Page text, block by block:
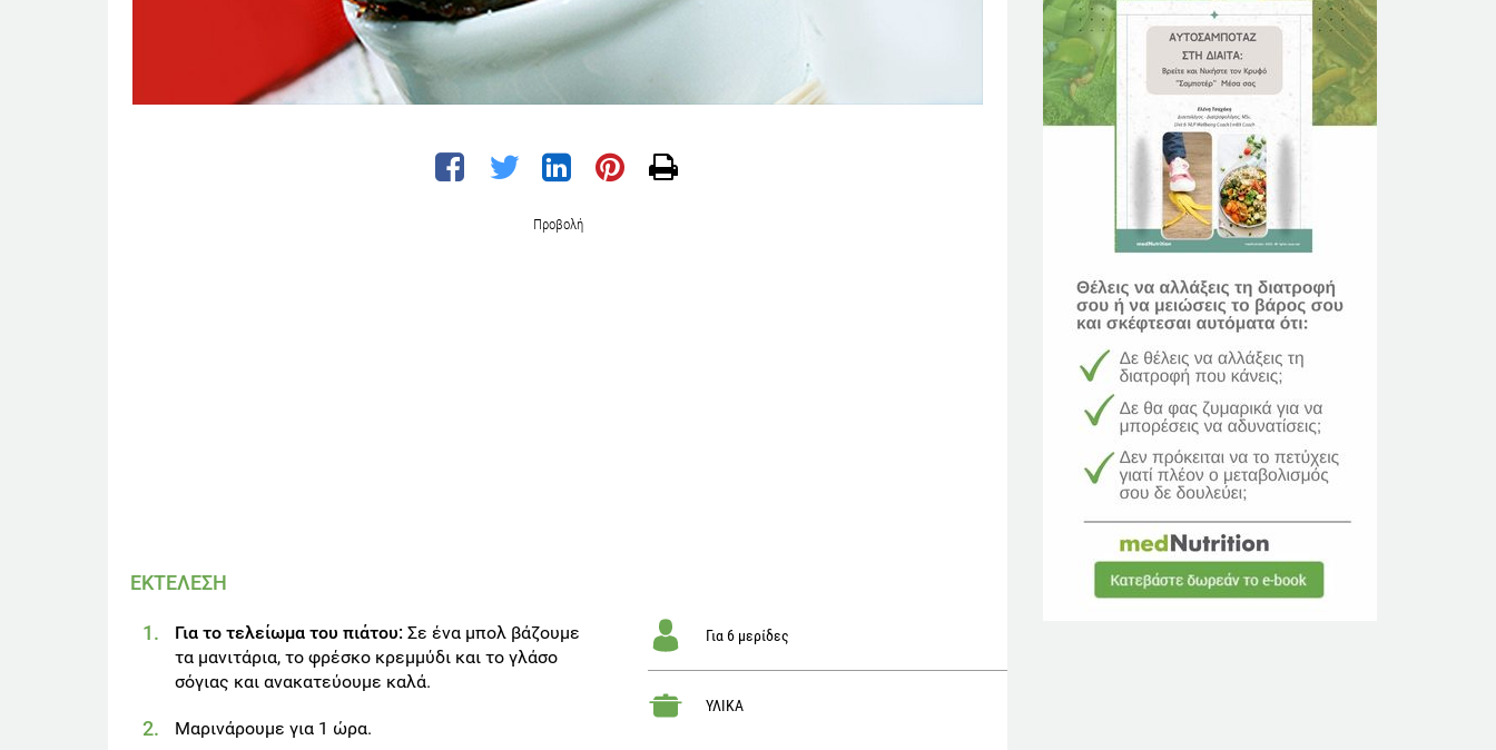
Προβολή
ΕΚΤΕΛΕΣΗ
Για το τελείωμα του πιάτου: Σε ένα μπολ βάζουμε
τα μανιτάρια, το φρέσκο κρεμμύδι και το γλάσο
σόγιας και ανακατεύουμε καλά.
Μαρινάρουμε για 1 ώρα.
Για 6 μερίδες
ΥΛΙΚΑ